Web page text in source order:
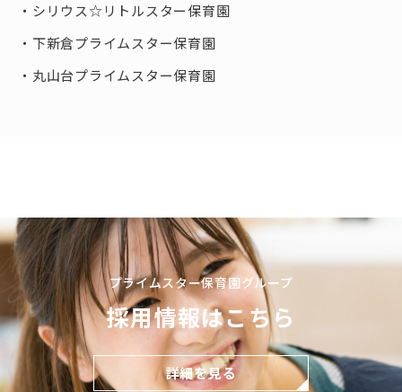
シリウス☆リトルスター保育園
下新倉プライムスター保育園
丸山台プライムスター保育園
プライムスター保育園グループ
採用情報はこちら
詳細を見る